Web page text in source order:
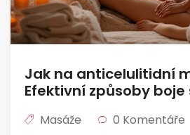
Jak na anticelulitidní
Efektivní způsoby
Masáže
0 Komentáře